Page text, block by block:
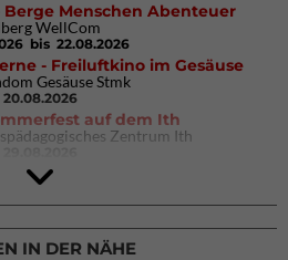
Menschen Abenteuer
WellCom
bis 22.08.2026
- Freiluftkino im Gesäuse
Gesäuse Stmk
20.08.2026
auf dem Ith
Zentrum Ith
KIDS 2026
München Süd (Thalkirchen)
26.09.2026
IN DER NÄHE